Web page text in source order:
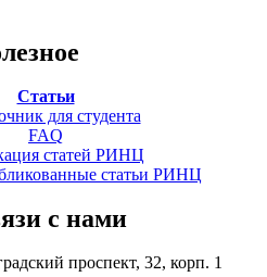
Статьи
для студента
FAQ
статей РИНЦ
статьи РИНЦ
с нами
проспект, 32, корп. 1